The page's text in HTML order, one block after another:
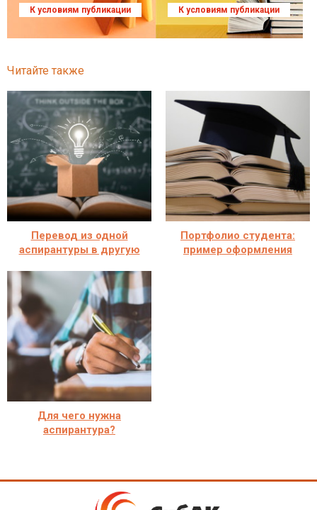
К условиям публикации К условиям публикации
Читайте также
Перевод из одной
аспирантуры в другую
Портфолио студента:
пример оформления
Для чего нужна
аспирантура?